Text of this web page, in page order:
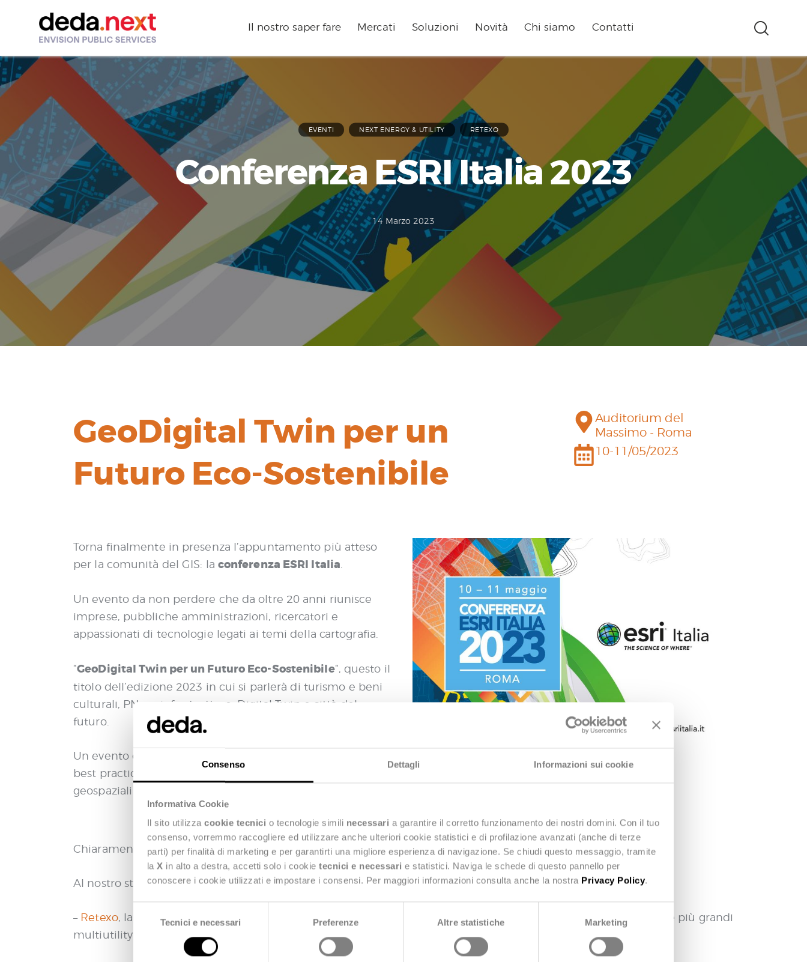
Consenso Dettagli Informazioni sui cookie
Informativa Cookie
Il sito utilizza cookie tecnici o tecnologie simili necessari a garantire il corretto funzionamento dei nostri domini. Con il tuo
consenso, vorremmo raccogliere ed utilizzare anche ulteriori cookie statistici e di profilazione avanzati (anche di terze
parti) per finalità di marketing e per garantirti una migliore esperienza di navigazione. Se chiudi questo messaggio, tramite
la X in alto a destra, accetti solo i cookie tecnici e necessari e statistici. Naviga le schede di questo pannello per
conoscere i cookie utilizzati e impostare i consensi. Per maggiori informazioni consulta anche la nostra Privacy Policy.
Tecnici e necessari Preferenze Altre statistiche Marketing
Il nostro saper fare Mercati Soluzioni Novità Chi siamo Contatti
EVENTI NEXT ENERGY & UTILITY RETEXO
Conferenza ESRI Italia 2023
14 Marzo 2023
GeoDigital Twin per un
Futuro Eco-Sostenibile
Auditorium del
Massimo - Roma
10-11/05/2023
Torna finalmente in presenza l’appuntamento più atteso
per la comunità del GIS: la conferenza ESRI Italia
Un evento da non perdere che da oltre 20 anni riunisce
imprese, pubbliche amministrazioni, ricercatori e
appassionati di tecnologie legati ai temi della cartografia.
“GeoDigital Twin per un Futuro Eco-Sostenibile“, questo il
titolo dell’edizione 2023 in cui si parlerà di turismo e beni
culturali, PNrr e infrastrutture, Digital Twin e città del
futuro.
Un evento da non perdere per ascoltare le più interessanti
best practice del settore, scoprire le nuove soluzioni
geospaziali e le più recenti case history di Esri Italia.
Chiaramente ci saremo anche noi di Deda Next, in qualità di silver sponsor.
Al nostro stand, insieme ai nostri esperti, potrai approfondire:
– Retexo, la soluzione ready to use per la gestione territoriale delle reti di distribuzione dei servizi scelto già dalle più grandi
multiutility Italiane